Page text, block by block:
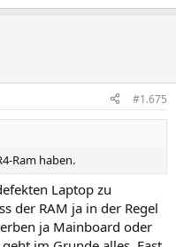
#1.675
Ram haben.
Laptop zu
der RAM ja in der Regel
ja Mainboard oder